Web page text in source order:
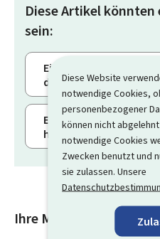
Diese Website
notwendige Cookies,
personenbezogener
können nicht
notwendige Cookies
Zwecken benutzt und
sie zulassen. Unsere
Diese Artikel
sein:
Einen Vorgang mit
durchführen und
Einen Benutzer zu
hinzufügen
Ihre Meinung